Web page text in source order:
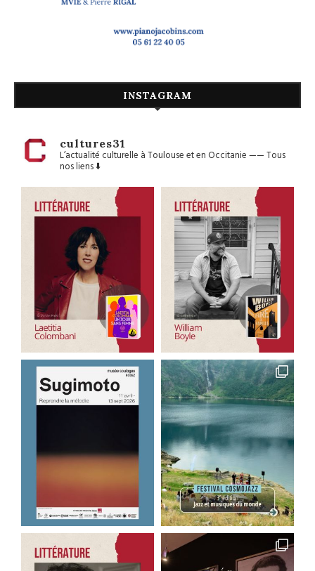
INSTAGRAM
cultures31
L’actualité culturelle à Toulouse et en Occitanie——Tous
nos liens ⬇️